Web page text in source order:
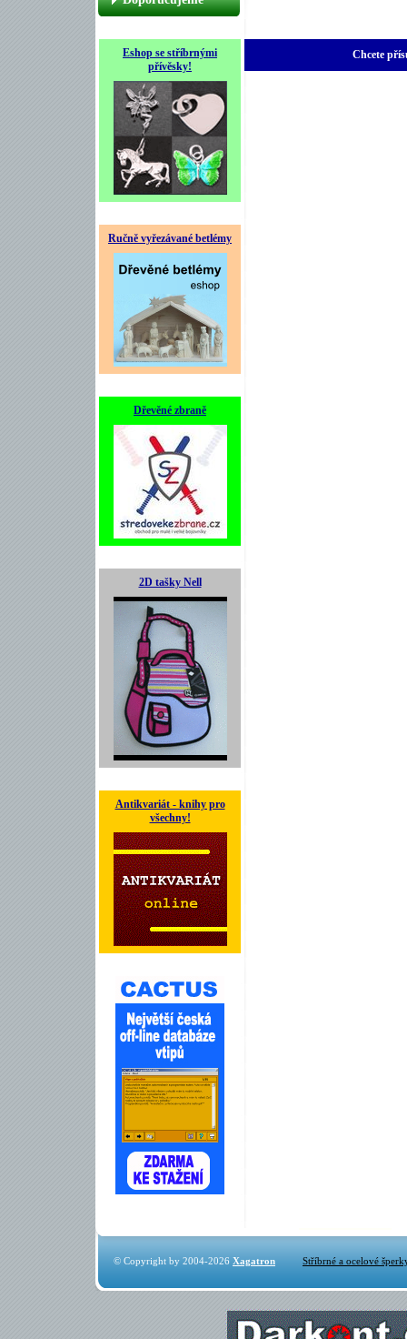
Eshop se stříbrnými
přívěsky!
Ručně vyřezávané betlémy
Dřevěné zbraně
2D tašky Nell
Antikvariát - knihy pro
všechny!
Chcete
© Copyright by 2004-2026 Xagatron Stříbrné a ocelové